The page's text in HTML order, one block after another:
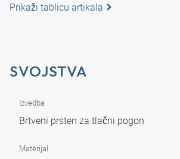
Prikaži tablicu artikala
SVOJSTVA
Izvedba
Brtveni prsten za tlačni pogon
Materijal